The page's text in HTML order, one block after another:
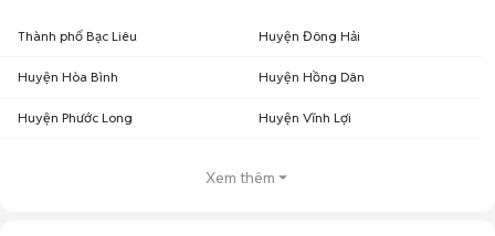
Thành phố Bạc Liêu Huyện Đông Hải
Huyện Hòa Bình Huyện Hồng Dân
Huyện Phước Long Huyện Vĩnh Lợi
Xem thêm